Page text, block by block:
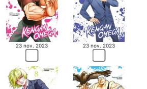
23 nov. 2023 23 nov. 2023